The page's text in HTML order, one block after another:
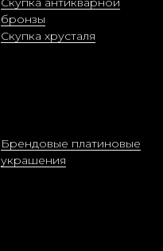
бронзы
Скупка хрусталя
Брендовые платиновые
украшения